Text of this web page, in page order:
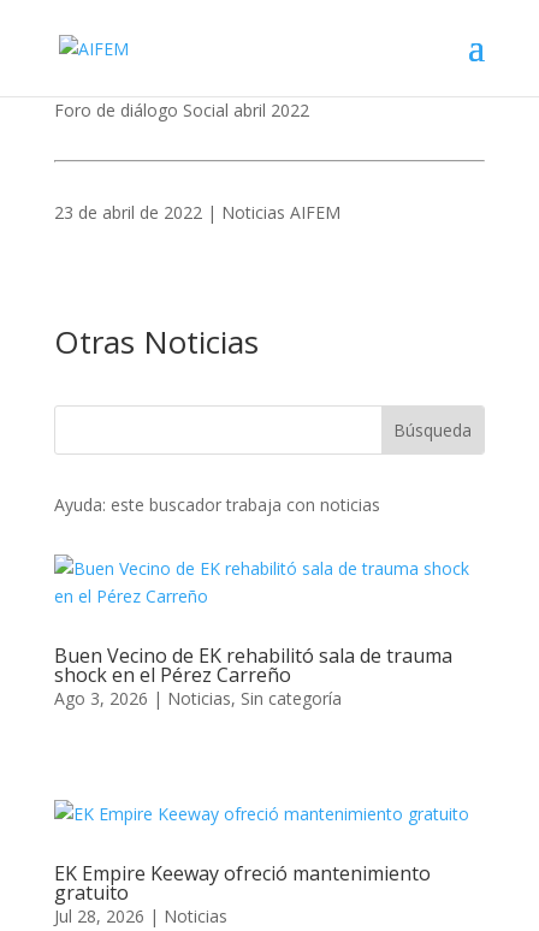
Foro de diálogo Social abril 2022
23 de abril de 2022 | Noticias AIFEM
Otras Noticias
Ayuda: este buscador trabaja con noticias
Buen Vecino de EK rehabilitó sala de trauma
shock en el Pérez Carreño
Ago 3, 2026 | Noticias, Sin categoría
EK Empire Keeway ofreció mantenimiento
gratuito
Jul 28, 2026 | Noticias